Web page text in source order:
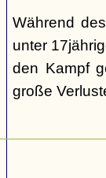
Während
unter
den Kampf
große